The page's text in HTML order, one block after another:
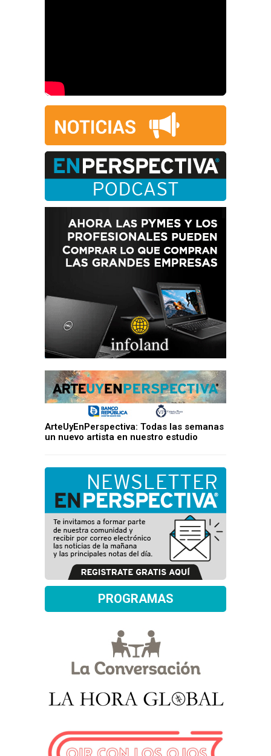
ArteUyEnPerspectiva: Todas las semanas
un nuevo artista en nuestro estudio
PROGRAMAS